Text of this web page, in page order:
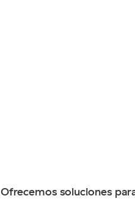
Ofrecemos soluciones